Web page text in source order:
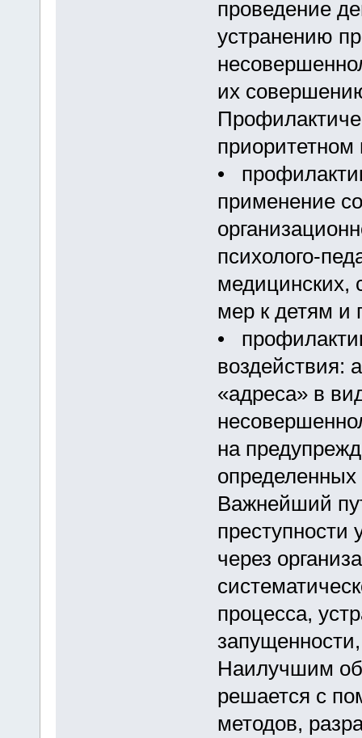
проведение
устранению
их
•
применение
психолого-
медицинских,
мер к детям и
•
воздействия:
«адреса» в
на
определенных
Важнейший
преступности
через
процесса,
Наилучшим
решается с
методов,